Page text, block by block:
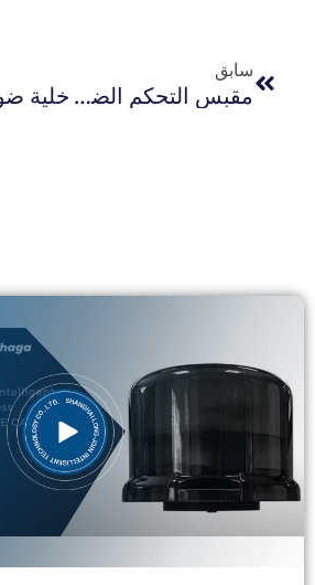
سابق
مقبس التحكم الضوئي ذو القفل اللولبي الطويل: JL-200